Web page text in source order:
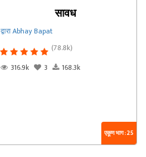
सावध
द्वारा Abhay Bapat
(78.8k)
316.9k
3 168.3k
एकूण भाग : 25